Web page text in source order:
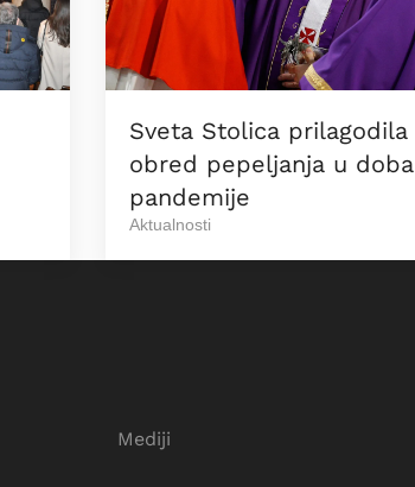
Sveta Stolica prilagodila
obred pepeljanja u doba
pandemije
Aktualnosti
Mediji